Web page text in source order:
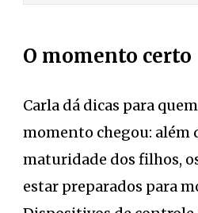
O momento certo
Carla dá dicas para
momento chegou: além
maturidade dos filhos,
estar preparados para